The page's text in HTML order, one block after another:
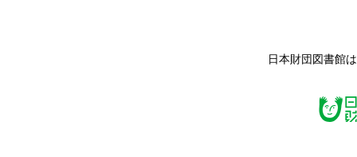
日本財団図書館